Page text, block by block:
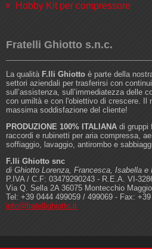
Hobby Kit per compressore
Fratelli Ghiotto s.n.c.
La qualità F.lli Ghiotto è parte della
settori aziendali per trasferirsi con
sull’assistenza, sull’immediatezza delle
con umiltà e con l'obiettivo di crescere. Il
massima soddisfazione del cliente!
PRODUZIONE 100% ITALIANA di gruppi
raccordi e rubinetti per aria compressa,
soffiaggio, lavaggio, antirombo e
F.lli Ghiotto snc
di Ghiotto Lorenza, Francesca, Isabella e
P.IVA / C.F: 03479290243 - R.E.A. VI-
Via Q. Sella 2A 36075 Montecchio
Tel: +39 0444 499059 / 499069 - Fax:
info@fratellighiotto.it